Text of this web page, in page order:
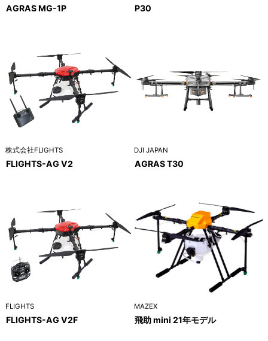
AGRAS MG-1P P30
株式会社FLIGHTS
FLIGHTS-AG V2
DJI JAPAN
AGRAS T30
FLIGHTS
FLIGHTS-AG V2F
MAZEX
飛助 mini 21年モデル